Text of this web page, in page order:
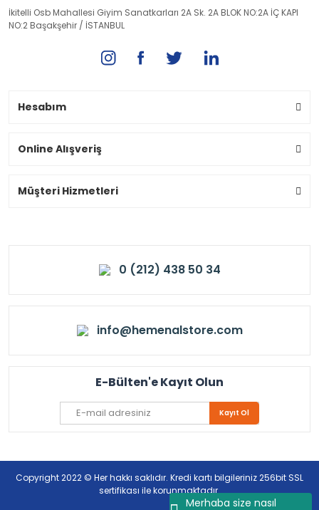
Merhaba size nasıl
İkitelli Osb Mahallesi Giyim Sanatkarları 2A Sk. 2A BLOK NO:2A İÇ KAPI
NO:2 Başakşehir / İSTANBUL
Hesabım
Online Alışveriş
Müşteri Hizmetleri
0 (212) 438 50 34
info@hemenalstore.com
E-Bülten'e Kayıt Olun
Kayıt Ol
Copyright 2022 © Her hakkı saklıdır. Kredi kartı bilgileriniz 256bit SSL
sertifikası ile korunmaktadır.